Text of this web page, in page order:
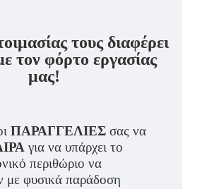
τους διαφέρει
τον φόρτο εργασίας
μας!
ΠΑΡΑΓΓΕΛΙΕΣ σας να
για να υπάρχει το
περιθώριο να
με φυσικά παράδοση